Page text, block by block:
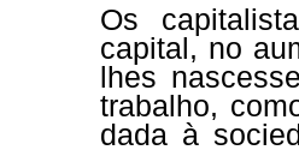
Os
capital, no
lhes
trabalho,
dada à